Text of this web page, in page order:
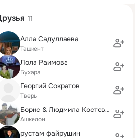
11
Алла Садуллаева
Ташкент
Лола Раимова
Бухара
Георгий Сократов
Тверь
Борис & Людмила Костовецкие
Ашкелон
рустам файрушин